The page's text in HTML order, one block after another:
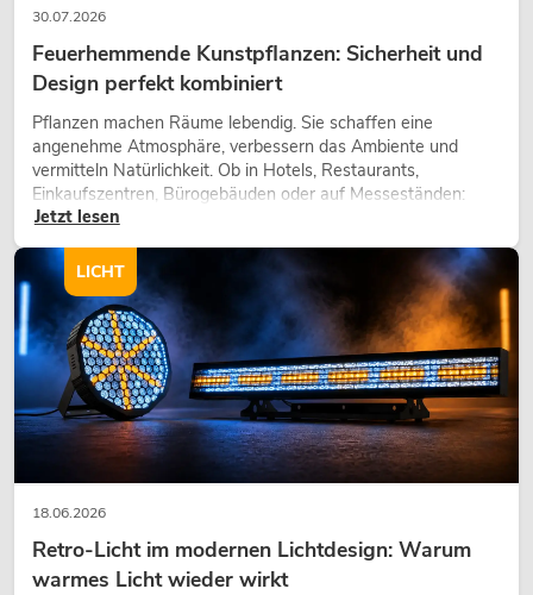
30.07.2026
Feuerhemmende Kunstpflanzen: Sicherheit und
Design perfekt kombiniert
Pflanzen machen Räume lebendig. Sie schaffen eine
angenehme Atmosphäre, verbessern das Ambiente und
vermitteln Natürlichkeit. Ob in Hotels, Restaurants,
Einkaufszentren, Bürogebäuden oder auf Messeständen:
eine hochwertige Begrünung gehört heute längst zum
Jetzt lesen
18.06.2026
Retro-Licht im modernen Lichtdesign: Warum
warmes Licht wieder wirkt
LICHT